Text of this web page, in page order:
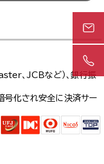
、JCBなど）、銀行振
号化され安全に決済サー